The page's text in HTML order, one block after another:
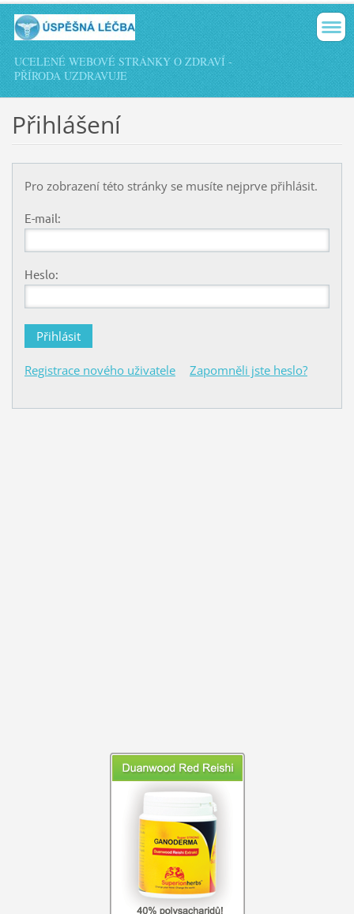
UCELENÉ WEBOVÉ STRÁNKY O ZDRAVÍ -
PŘÍRODA UZDRAVUJE
Přihlášení
Pro zobrazení této stránky se musíte nejprve přihlásit.
E-mail:
Heslo:
Registrace nového uživatele Zapomněli jste heslo?